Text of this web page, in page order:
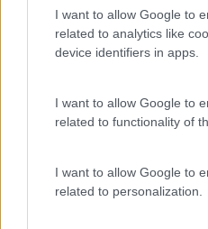
I want to allow Google to
related to analytics like
device identifiers in apps.
I want to allow Google to
related to functionality of
I want to allow Google to
related to personalization.
Mudança
Perspetivas
PORTO RH MEETING
Sem Categoria